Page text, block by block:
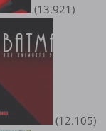
(13.921)
(12.105)